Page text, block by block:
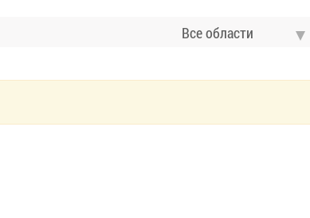
Все области